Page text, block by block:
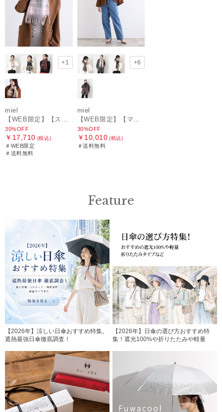
+1
miel
【WEB限定】【ストール】ミエル(miel) カシミヤ100％ チェック ストール レディース メンズ ウォッシャブル 洗えるカシミヤ
30%OFF
￥17,710 (税込)
＃WEB限定
＃送料無料
+6
miel
【WEB限定】【マフラー】ミエル(miel) カシミヤ100％ チェック マフラー レディース ウォッシャブル 洗えるカシミヤ
30%OFF
￥10,010 (税込)
＃送料無料
Feature
【2026年】涼しい日傘おすすめ特集。
遮熱最強日傘徹底調査！
【2026年】日傘の選び方おすすめ特
集！遮光100%や折りたたみや軽量